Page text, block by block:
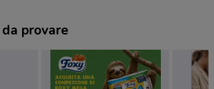
provare